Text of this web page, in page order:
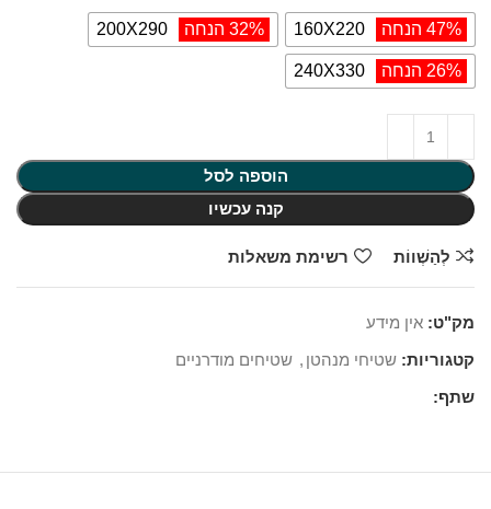
160X220 47% הנחה 200X290 32% הנחה
240X330 26% הנחה
הוספה לסל
קנה עכשיו
לְהַשְׁווֹת רשימת משאלות
מק"ט: אין מידע
קטגוריות: שטיחי מנהטן , שטיחים מודרניים
שתף: